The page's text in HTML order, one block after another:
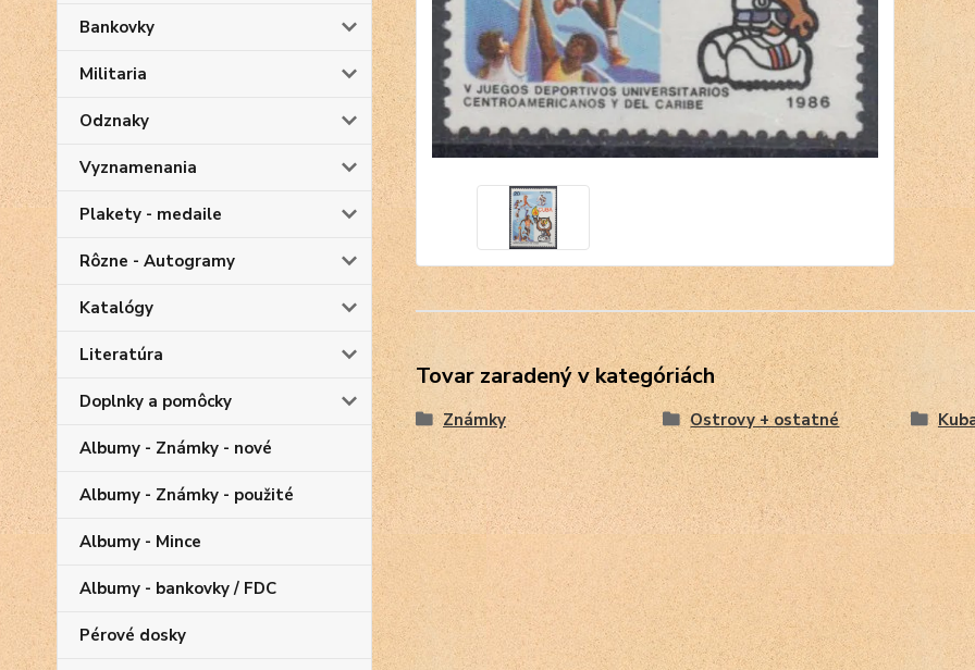
Bankovky
Militaria
Odznaky
Vyznamenania
Plakety - medaile
Rôzne - Autogramy
Katalógy
Literatúra
Doplnky a pomôcky
Albumy - Známky - nové
Albumy - Známky - použité
Albumy - Mince
Albumy - bankovky / FDC
Pérové dosky
Tovar zaradený v kategóriách
Známky Ostrovy + ostatné